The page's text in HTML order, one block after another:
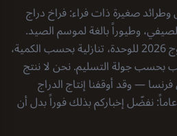
صغيرة ذات فراء: فراخ دراج
وطيوراً بالغة لموسم الصيد.
الأسعار أدناه هي أسعار كتالوج 2026 للوحدة، تنازلية بحسب الكمية،
بحسب جولة التسليم. نحن لا ننتج
— وقد أوقفنا إنتاج الدراج
نفضّل إخباركم بذلك فوراً بدل أن